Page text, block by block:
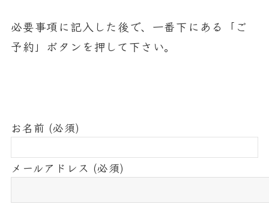
必要事項に記入した後で、一番下にある「ご
予約」ボタンを押して下さい。
お名前 (必須)
メールアドレス (必須)